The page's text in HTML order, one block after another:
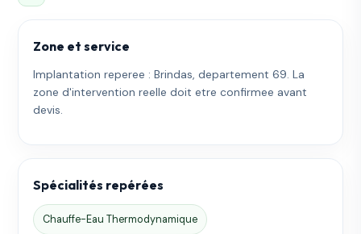
Zone et service
Implantation reperee : Brindas, departement 69. La
zone d'intervention reelle doit etre confirmee avant
devis.
Spécialités repérées
Chauffe-Eau Thermodynamique